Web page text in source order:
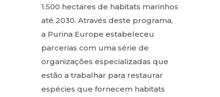
1.500 hectares de habitats marinhos
até 2030. Através deste programa,
a Purina Europe estabeleceu
parcerias com uma série de
organizações especializadas que
estão a trabalhar para restaurar
espécies que fornecem habitats